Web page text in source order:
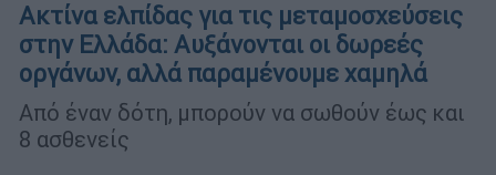
Ακτίνα ελπίδας για τις μεταμοσχεύσεις
στην Ελλάδα: Αυξάνονται οι δωρεές
οργάνων, αλλά παραμένουμε χαμηλά
Από έναν δότη, μπορούν να σωθούν έως και
8 ασθενείς